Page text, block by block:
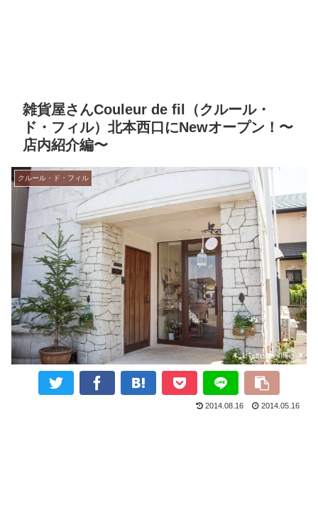
雑貨屋さんCouleur de fil（クルール・
ド・フィル）北本西口にNewオープン！〜
店内紹介編〜
クルール・ド・フィル
2014.08.16 2014.05.16